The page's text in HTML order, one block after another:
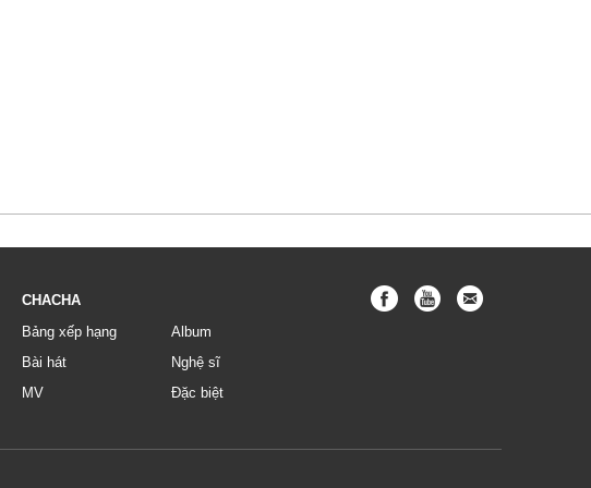
CHACHA
Bảng xếp hạng
Bài hát
MV
Album
Nghệ sĩ
Đặc biệt